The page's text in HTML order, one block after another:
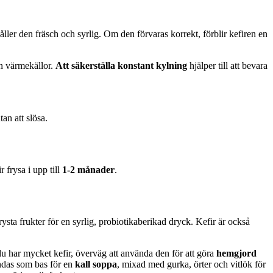
den fräsch och syrlig. Om den förvaras korrekt, förblir kefiren en
värmekällor. Att säkerställa konstant kylning hjälper till att bevara
att slösa.
frysa i upp till 1-2 månader.
frukter för en syrlig, probiotikaberikad dryck. Kefir är också
mycket kefir, överväg att använda den för att göra hemgjord
som bas för en kall soppa, mixad med gurka, örter och vitlök för